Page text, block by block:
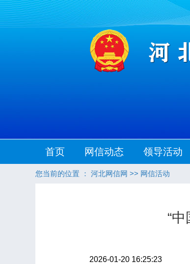
首页 网信动态 领导活动
您当前的位置 ： 河北网信网 >> 网信活动
“
2026-01-20 16:25:23